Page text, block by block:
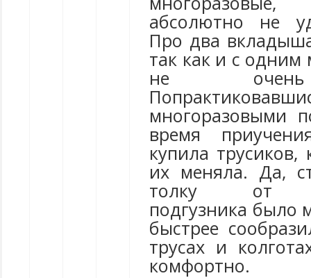
абсолютно не
Про два
так как и с
не
многоразовыми
время
купила трусиков,
их меняла. Да,
толку от
подгузника было
быстрее
трусах и
комфортно.